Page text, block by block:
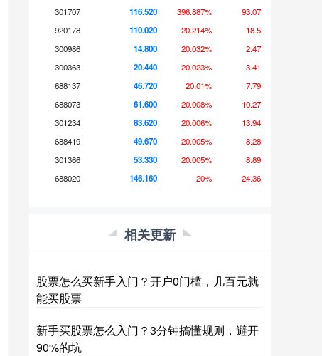
301707 116.520 396.887%
93.07
920178
110.020 20.214%
18.5
300986
14.800 20.032%
2.47
300363
20.440 20.023%
3.41
688137
46.720 20.01%
7.79
688073
61.600 20.008%
10.27
301234
83.620 20.006%
13.94
688419
49.670 20.005%
8.28
301366
53.330 20.005%
8.89
688020
146.160 20% 24.36
相关更新
股票怎么买新手入门？开户0门槛，几百元就
能买股票
新手买股票怎么入门？3分钟搞懂规则，避开
90%的坑